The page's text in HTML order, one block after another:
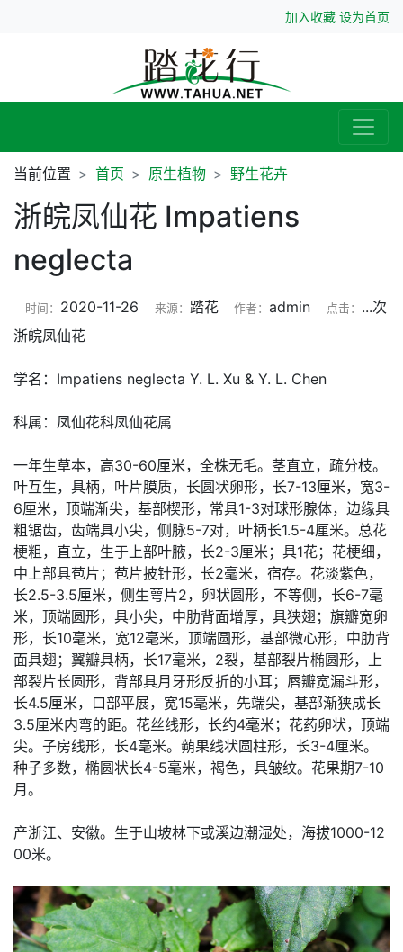
加入收藏 设为首页
当前位置 首页 原生植物 野生花卉
浙皖凤仙花 Impatiens
neglecta
时间： 2020-11-26 来源： 踏花 作者：admin 点击： ...次
浙皖凤仙花
学名：Impatiens neglecta Y. L. Xu & Y. L. Chen
科属：凤仙花科凤仙花属
一年生草本，高30-60厘米，全株无毛。茎直立，疏分枝。
叶互生，具柄，叶片膜质，长圆状卵形，长7-13厘米，宽3-
6厘米，顶端渐尖，基部楔形，常具1-3对球形腺体，边缘具
粗锯齿，齿端具小尖，侧脉5-7对，叶柄长1.5-4厘米。总花
梗粗，直立，生于上部叶腋，长2-3厘米；具1花；花梗细，
中上部具苞片；苞片披针形，长2毫米，宿存。花淡紫色，
长2.5-3.5厘米，侧生萼片2，卵状圆形，不等侧，长6-7毫
米，顶端圆形，具小尖，中肋背面增厚，具狭翅；旗瓣宽卵
形，长10毫米，宽12毫米，顶端圆形，基部微心形，中肋背
面具翅；翼瓣具柄，长17毫米，2裂，基部裂片椭圆形，上
部裂片长圆形，背部具月牙形反折的小耳；唇瓣宽漏斗形，
长4.5厘米，口部平展，宽15毫米，先端尖，基部渐狭成长
3.5厘米内弯的距。花丝线形，长约4毫米；花药卵状，顶端
尖。子房线形，长4毫米。蒴果线状圆柱形，长3-4厘米。
种子多数，椭圆状长4-5毫米，褐色，具皱纹。花果期7-10
月。
产浙江、安徽。生于山坡林下或溪边潮湿处，海拔1000-12
00米。